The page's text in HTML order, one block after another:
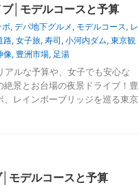
│モデルコースと予算
ボ, デパ地下グルメ , モデルコース, レ
路, 女子旅, 寿司 , 小河内ダム, 東京観
像, 豊洲市場, 足湯
ルな予算や、女子でも安心な
景とお台場の夜景ドライブ！豊
レインボーブリッジを巡る東京
│モデルコースと予算